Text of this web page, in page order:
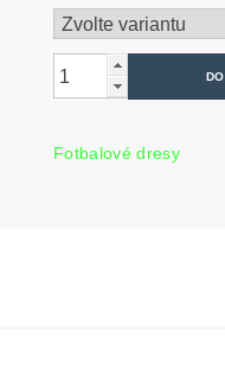
Fotbalové dresy